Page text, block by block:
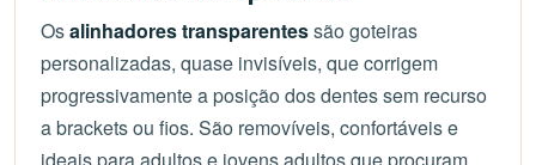
Osalinhadores transparentessão goteiras
personalizadas, quase invisíveis, que corrigem
progressivamente a posição dos dentes sem recurso
a brackets ou fios. São removíveis, confortáveis e